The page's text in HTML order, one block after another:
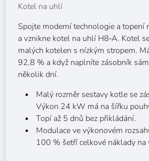
Kotel na uhlí
Spojte moderní technologie a topení
a vznikne kotel na uhlí H8‑A. Kotel
malých kotelen s nízkým stropem.
92,8 % a když naplníte zásobník
několik dní.
Malý rozměr sestavy kotle se
Výkon 24 kW má na šířku
Topí až 5 dnů bez přikládání.
Modulace ve výkonovém
100 % šetří celkové náklady na